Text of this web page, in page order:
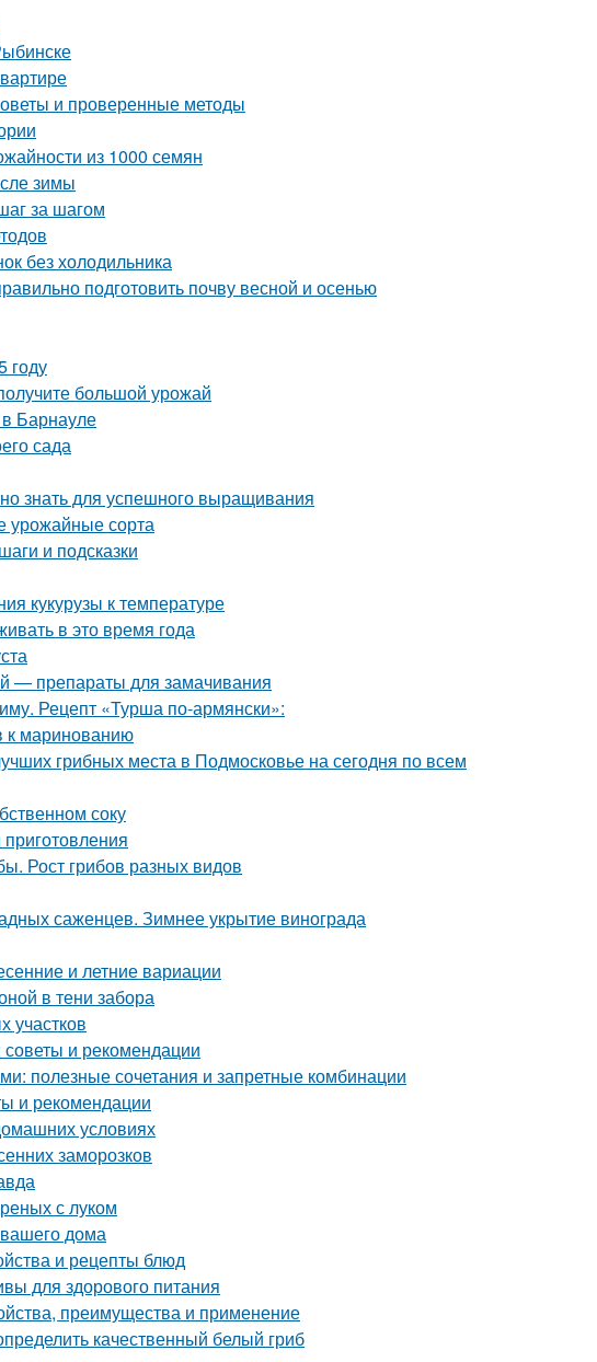
и проверенные методы
из 1000 семян
зимы
за шагом
без холодильника
подготовить почву весной и осенью
году
большой урожай
Барнауле
сада
знать для успешного выращивания
урожайные сорта
и подсказки
кукурузы к температуре
в это время года
— препараты для замачивания
Рецепт «Турша по-армянски»:
к маринованию
грибных места в Подмосковье на сегодня по всем
соку
Рост грибов разных видов
саженцев. Зимнее укрытие винограда
и летние вариации
в тени забора
участков
и рекомендации
полезные сочетания и запретные комбинации
и рекомендации
условиях
заморозков
с луком
дома
и рецепты блюд
для здорового питания
преимущества и применение
качественный белый гриб